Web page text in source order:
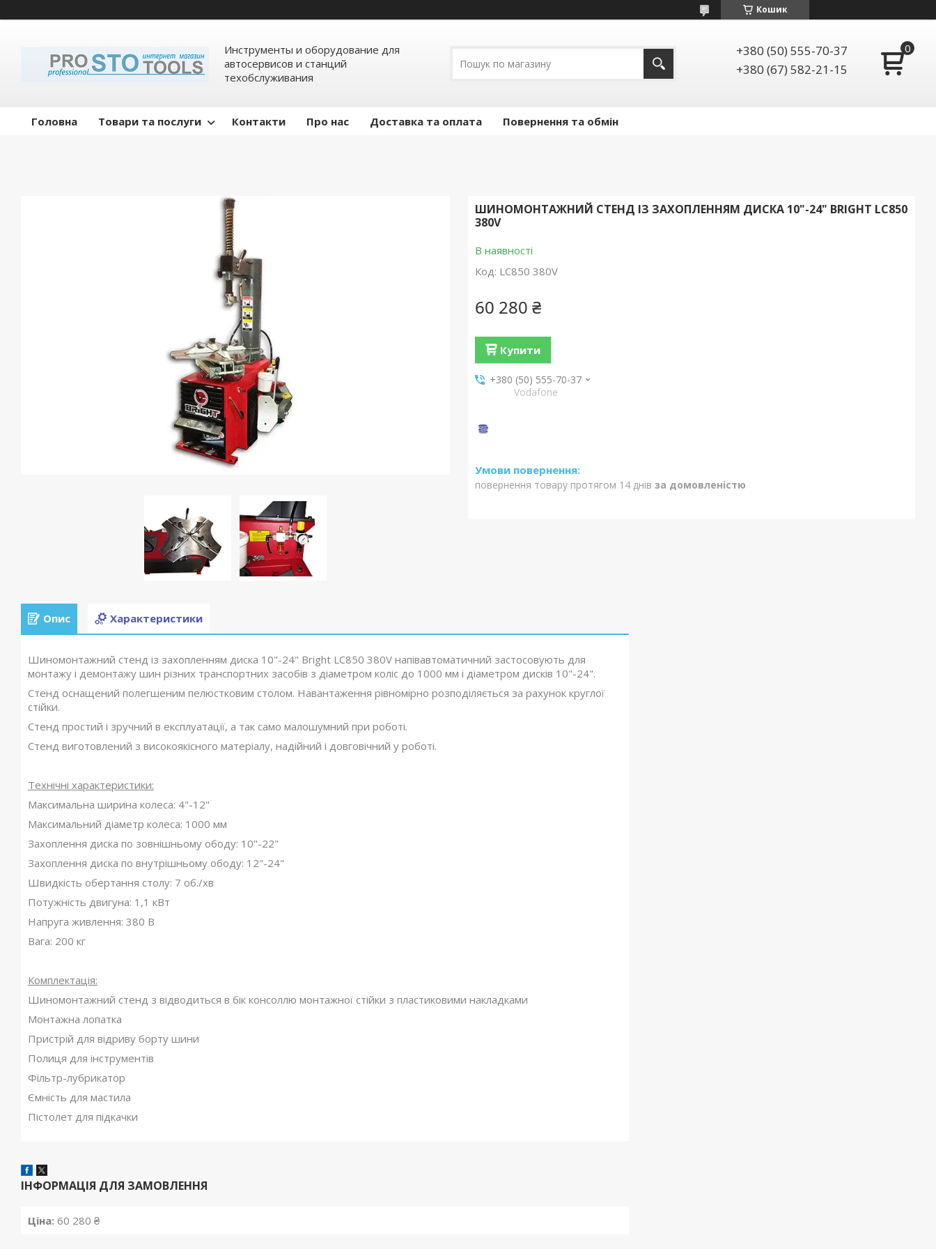
Кошик
Инструменты и оборудование для
автосервисов и станций
техобслуживания
+380 (50) 555-70-37
+380 (67) 582-21-15
Головна Товари та послуги Контакти Про нас Доставка та оплата Повернення та обмін
ШИНОМОНТАЖНИЙ СТЕНД ІЗ ЗАХОПЛЕННЯМ ДИСКА 10"-24" BRIGHT LC850
380V
В наявності
Код: LC850 380V
60 280 ₴
Купити
+380 (50) 555-70-37
Vodafone
повернення товару протягом 14 днів за домовленістю
Опис Характеристики
Шиномонтажний стенд із захопленням диска 10"-24" Bright LC850 380V напівавтоматичний застосовують для
монтажу і демонтажу шин різних транспортних засобів з діаметром коліс до 1000 мм і діаметром дисків 10"-24".
Стенд оснащений полегшеним пелюстковим столом. Навантаження рівномірно розподіляється за рахунок круглої
стійки.
Стенд простий і зручний в експлуатації, а так само малошумний при роботі.
Стенд виготовлений з високоякісного матеріалу, надійний і довговічний у роботі.
Технічні характеристики:
Максимальна ширина колеса: 4"-12"
Максимальний діаметр колеса: 1000 мм
Захоплення диска по зовнішньому ободу: 10"-22"
Захоплення диска по внутрішньому ободу: 12"-24"
Швидкість обертання столу: 7 об./хв
Потужність двигуна: 1,1 кВт
Напруга живлення: 380 В
Вага: 200 кг
Комплектація:
Шиномонтажний стенд з відводиться в бік консоллю монтажної стійки з пластиковими накладками
Монтажна лопатка
Пристрій для відриву борту шини
Полиця для інструментів
Фільтр-лубрикатор
Ємність для мастила
Пістолет для підкачки
ІНФОРМАЦІЯ ДЛЯ ЗАМОВЛЕННЯ
Ціна: 60 280 ₴